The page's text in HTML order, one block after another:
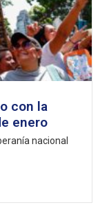
con la
enero
nacional